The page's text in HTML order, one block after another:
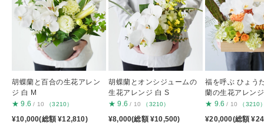
胡蝶蘭と百合の生花アレン
ジ 白 M
★ 9.6 / 10 （3210）
¥10,000(総額 ¥12,810)
胡蝶蘭とオンシジュームの
生花アレンジ 白 S
★ 9.6 / 10 （3210）
¥8,000(総額 ¥10,500)
福を呼ぶ ひょう
蘭の生花アレン
★ 9.6 / 10 （3210
¥20,000(総額